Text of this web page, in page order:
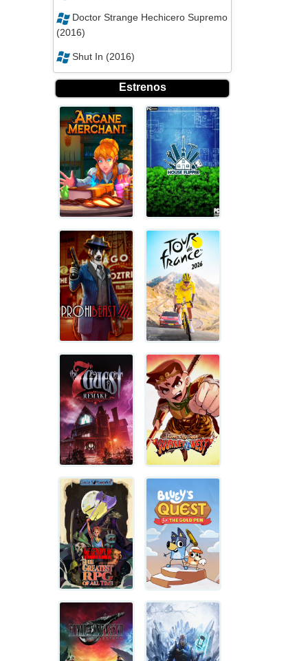
Doctor Strange Hechicero Supremo
(2016)
Shut In (2016)
Estrenos